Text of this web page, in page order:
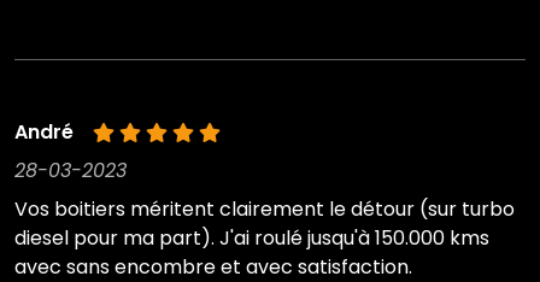
André
28-03-2023
Vos boitiers méritent clairement le détour (sur turbo
diesel pour ma part). J'ai roulé jusqu'à 150.000 kms
avec sans encombre et avec satisfaction.